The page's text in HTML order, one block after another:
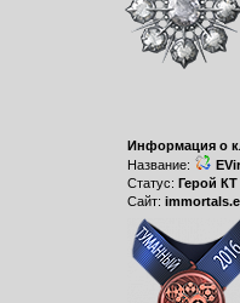
Информация о
Название:
Статус: Герой
Сайт: